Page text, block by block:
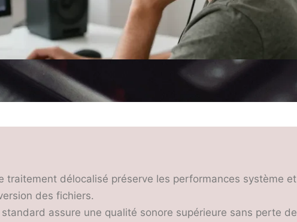
traitement délocalisé préserve les performances système et
des fichiers.
standard assure une qualité sonore supérieure sans perte de